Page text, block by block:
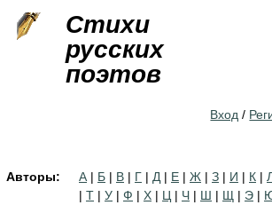
Стихи
русских
поэтов
Вход /
Авторы: А | Б | В | Г | Д | Е | Ж | З | И | К |
| Т | У | Ф | Х | Ц | Ч | Ш | Щ | Э |